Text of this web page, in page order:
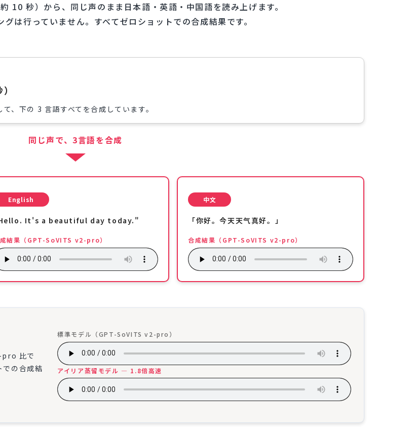
10 秒）から、同じ声のまま日本語・英語・中国語を読み上げます。
は行っていません。すべてゼロショットでの合成結果です。
、下の 3 言語すべてを合成しています。
同じ声で、3言語を合成
English
It's a beautiful day today."
結果（GPT-SoVITS v2-pro）
中文
「你好。今天天气真好。」
合成結果（GPT-SoVITS v2-pro）
pro 比で
での合成結
標準モデル（GPT-SoVITS v2-pro）
アイリア蒸留モデル — 1.8倍高速